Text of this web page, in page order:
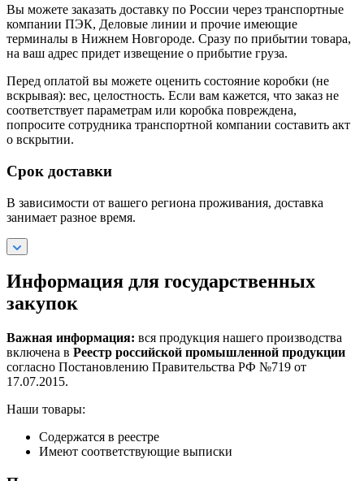
Вы можете заказать доставку по России через транспортные
компании ПЭК, Деловые линии и прочие имеющие
терминалы в Нижнем Новгороде. Сразу по прибытии товара,
на ваш адрес придет извещение о прибытие груза.
Перед оплатой вы можете оценить состояние коробки (не
вскрывая): вес, целостность. Если вам кажется, что заказ не
соответствует параметрам или коробка повреждена,
попросите сотрудника транспортной компании составить акт
о вскрытии.
Срок доставки
В зависимости от вашего региона проживания, доставка
занимает разное время.
Информация для государственных
закупок
Важная информация: вся продукция нашего производства
включена в Реестр российской промышленной продукции
согласно Постановлению Правительства РФ №719 от
17.07.2015.
Наши товары:
Содержатся в реестре
Имеют соответствующие выписки